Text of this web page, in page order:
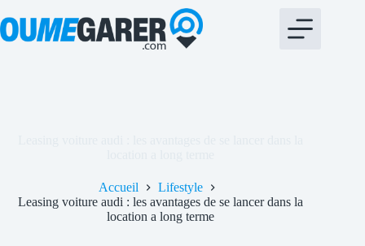
au
contenu
Accueil
Lifestyle
Leasing voiture audi : les avantages de se lancer dans la
location a long terme